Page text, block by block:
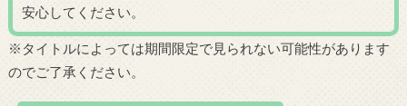
安心してください。
※タイトルによっては期間限定で見られない可能性があります
のでご了承ください。